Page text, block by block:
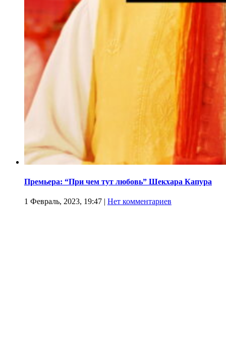
Премьера: “При чем тут любовь” Шекхара Капура
1 Февраль, 2023, 19:47 | Нет комментариев